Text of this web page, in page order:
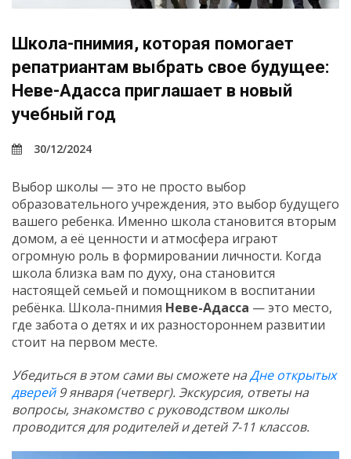
Школа-пнимия, которая помогает
репатриантам выбрать свое будущее:
Неве-Адасса приглашает в новый
учебный год
30/12/2024
Выбор школы — это не просто выбор
образовательного учреждения, это выбор будущего
вашего ребенка. Именно школа становится вторым
домом, а её ценности и атмосфера играют
огромную роль в формировании личности. Когда
школа близка вам по духу, она становится
настоящей семьей и помощником в воспитании
ребёнка. Школа-пнимия Неве-Адасса — это место,
где забота о детях и их разностороннем развитии
стоит на первом месте.
Убедиться в этом сами вы сможете наДне открытых
дверей9 января (четверг). Экскурсия, ответы на
вопросы, знакомство с руководством школы
проводится для родителей и детей 7-11 классов.